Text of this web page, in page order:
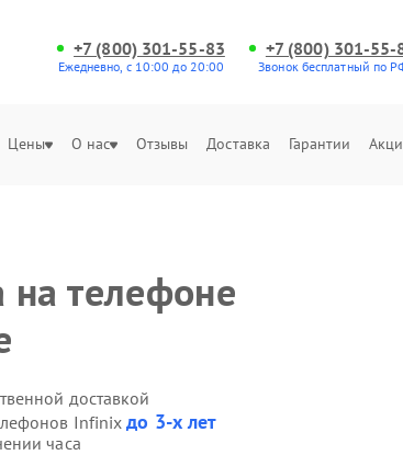
+7 (800) 301-55-83
Ежедневно, с 10:00 до 20:00
+7 (800) 301-55-
Звонок бесплатный по
Цены О нас Отзывы Доставка Гарантии
телефоне
доставкой
Infinixдо 3-х лет
часа